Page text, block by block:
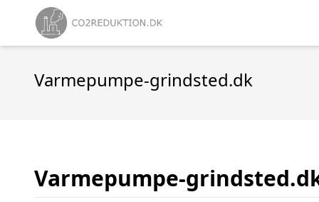
Varmepumpe-grindsted.dk
Varmepumpe-